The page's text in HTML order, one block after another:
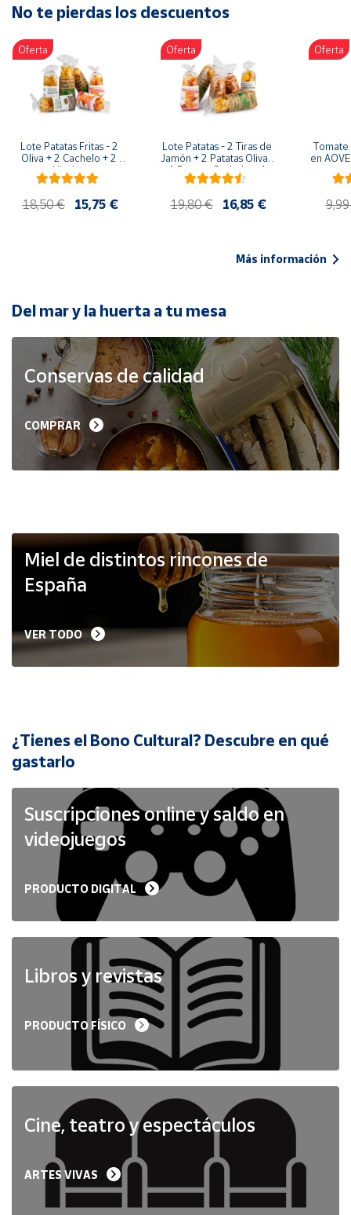
Artesanía
Oficina y
Papelería
Para Canarias,
Ceuta y Melilla
populares
Bono
Cultural
de Correos
Market
Productos
Solidarios
Ayuda
Vendedores
Mapa de
Hazte
vendedor
Cuenta
Ubicación
Península
Baleares
Melilla
No te pierdas los descuentos
Oferta
Lote Patatas Fritas - 2
Oliva + 2 Cachelo + 2
Hierbas
18,50 € 15,75 €
Oferta
Lote Patatas - 2 Tiras de
Jamón + 2 Patatas Oliva +
1 Patatas Cachelo + 1
Patatas Hierbas
19,80 € 16,85 €
Oferta
en
Más información
Del mar y la huerta a tu mesa
Conservas de calidad
COMPRAR
Miel de distintos rincones de
España
VER TODO
¿Tienes el Bono Cultural? Descubre en qué
gastarlo
Suscripciones online y saldo en
videojuegos
PRODUCTO DIGITAL
Libros y revistas
PRODUCTO FÍSICO
Cine, teatro y espectáculos
ARTES VIVAS